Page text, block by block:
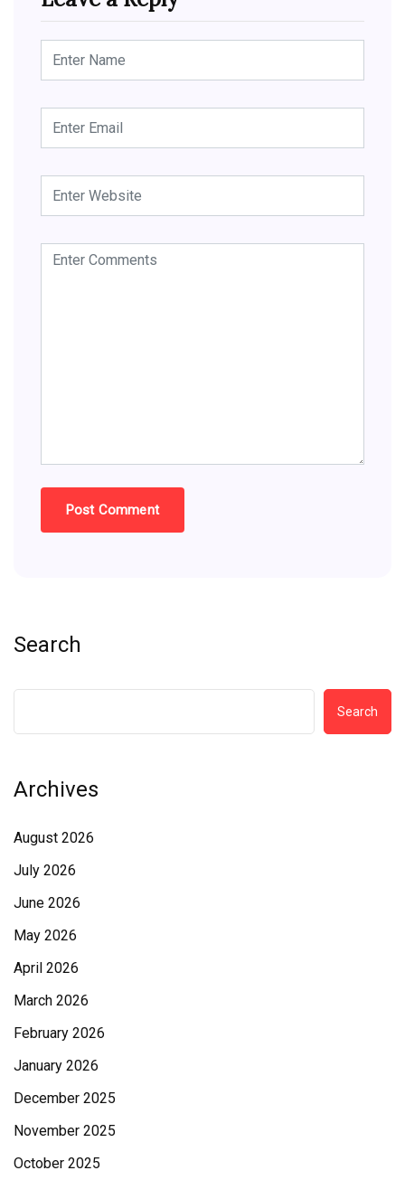
Search
Search
Archives
August 2026
July 2026
June 2026
May 2026
April 2026
March 2026
February 2026
January 2026
December 2025
November 2025
October 2025